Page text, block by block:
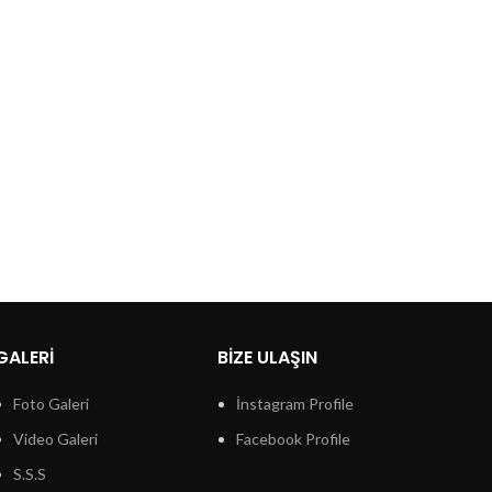
Foto Galeri
Video Galeri
S.S.S
BIZE ULAŞIN
İnstagram Profile
Facebook Profile